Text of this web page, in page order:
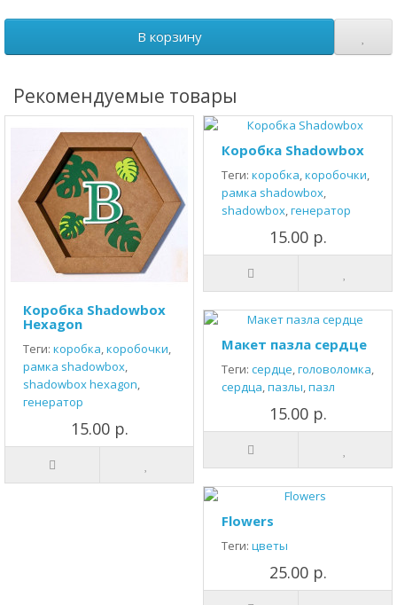
В корзину
Рекомендуемые товары
Коробка Shadowbox
Hexagon
Теги: коробка,коробочки,
рамка shadowbox,
shadowbox hexagon,
генератор
15.00 р.
Коробка Shadowbox
Теги: коробка,коробочки,
рамка shadowbox,
shadowbox,генератор
15.00 р.
Макет пазла сердце
Теги: сердце,головоломка,
сердца,пазлы,пазл
15.00 р.
Flowers
Теги: цветы
25.00 р.